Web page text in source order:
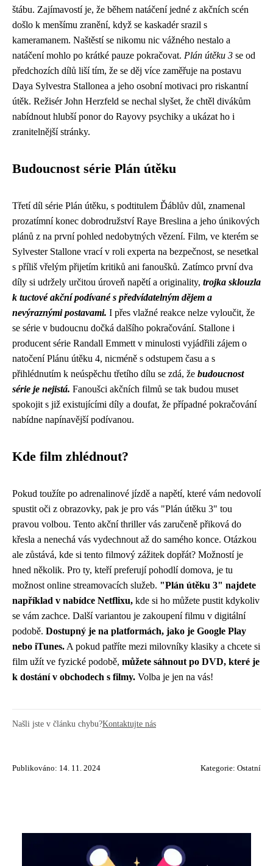
štábu. Zajímavostí je, že během natáčení jedné z akčních scén
došlo k menšímu zranění, když se kaskadér srazil s
kameramanem. Naštěstí se nikomu nic vážného nestalo a
natáčení mohlo po krátké pauze pokračovat. Plán útěku 3 se od
předchozích dílů liší tím, že se děj více zaměřuje na postavu
Daya Sylvestra Stallonea a jeho osobní motivaci pro riskantní
útěk. Režisér John Herzfeld se nechal slyšet, že chtěl divákům
nabídnout hlubší ponor do Rayovy psychiky a ukázat ho i
zranitelnější stránky.
Budoucnost série Plán útěku
Třetí díl série Plán útěku, s podtitulem Ďáblův důl, znamenal
prozatímní konec dobrodružství Raye Breslina a jeho únikových
plánů z na první pohled nedobytných vězení. Film, ve kterém se
Sylvester Stallone vrací v roli experta na bezpečnost, se nesetkal
s příliš vřelým přijetím kritiků ani fanoušků. Zatímco první dva
díly si udržely určitou úroveň napětí a originality, trojka sklouzla
k tuctové akční podívané s předvídatelným dějem a
nevýraznými postavami. I přes vlažné reakce nelze vyloučit, že
se série v budoucnu dočká dalšího pokračování. Stallone i
producent série Randall Emmett v minulosti vyjádřili zájem o
natočení Plánu útěku 4, nicméně s odstupem času a s
přihlédnutím k neúspěchu třetího dílu se zdá, že budoucnost
série je nejistá. Fanoušci akčních filmů se tak budou muset
spokojit s již existujícími díly a doufat, že případné pokračování
nabídne napínavější podívanou.
Kde film zhlédnout?
Pokud toužíte po adrenalinové jízdě a napětí, které vám nedovolí
spustit oči z obrazovky, pak je pro vás "Plán útěku 3" tou
pravou volbou. Tento akční thriller vás zaručeně přiková do
křesla a nenechá vás vydechnout až do samého konce. Otázkou
ale zůstává, kde si tento filmový zážitek dopřát? Možností je
hned několik. Pro ty, kteří preferují pohodlí domova, je tu
možnost online streamovacích služeb. "Plán útěku 3" najdete
například v nabídce Netflixu, kde si ho můžete pustit kdykoliv
se vám zachce. Další variantou je zakoupení filmu v digitální
podobě. Dostupný je na platformách, jako je Google Play
nebo iTunes. A pokud patříte mezi milovníky klasiky a chcete si
film užít ve fyzické podobě, můžete sáhnout po DVD, které je
k dostání v obchodech s filmy. Volba je jen na vás!
Našli jste v článku chybu?Kontaktujte nás
Publikováno: 14. 11. 2024 Kategorie: Ostatní